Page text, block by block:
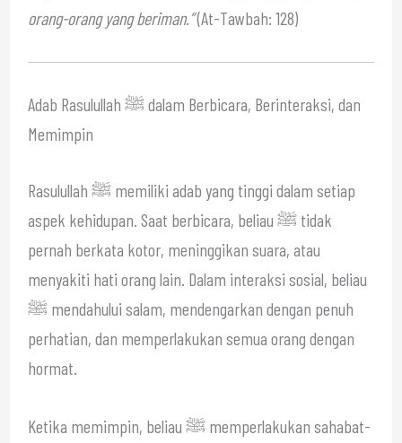
orang-orang yang beriman.”(At-Tawbah: 128)
Adab Rasulullah ﷺ dalam Berbicara, Berinteraksi, dan
Memimpin
Rasulullah ﷺ memiliki adab yang tinggi dalam setiap
aspek kehidupan. Saat berbicara, beliau ﷺ tidak
pernah berkata kotor, meninggikan suara, atau
menyakiti hati orang lain. Dalam interaksi sosial, beliau
ﷺ mendahului salam, mendengarkan dengan penuh
perhatian, dan memperlakukan semua orang dengan
hormat.
Ketika memimpin, beliau ﷺ memperlakukan sahabat-